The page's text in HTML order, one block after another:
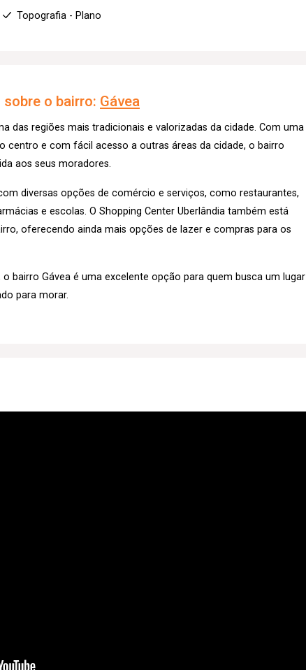
Topografia - Plano
o bairro: Gávea
das regiões mais tradicionais e valorizadas da cidade. Com uma
centro e com fácil acesso a outras áreas da cidade, o bairro
aos seus moradores.
diversas opções de comércio e serviços, como restaurantes,
e escolas. O Shopping Center Uberlândia também está
oferecendo ainda mais opções de lazer e compras para os
bairro Gávea é uma excelente opção para quem busca um lugar
para morar.